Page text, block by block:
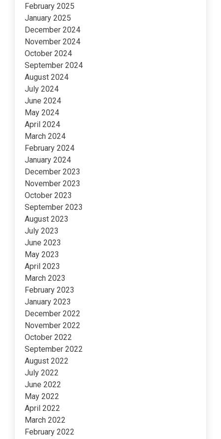
February 2025
January 2025
December 2024
November 2024
October 2024
September 2024
August 2024
July 2024
June 2024
May 2024
April 2024
March 2024
February 2024
January 2024
December 2023
November 2023
October 2023
September 2023
August 2023
July 2023
June 2023
May 2023
April 2023
March 2023
February 2023
January 2023
December 2022
November 2022
October 2022
September 2022
August 2022
July 2022
June 2022
May 2022
April 2022
March 2022
February 2022